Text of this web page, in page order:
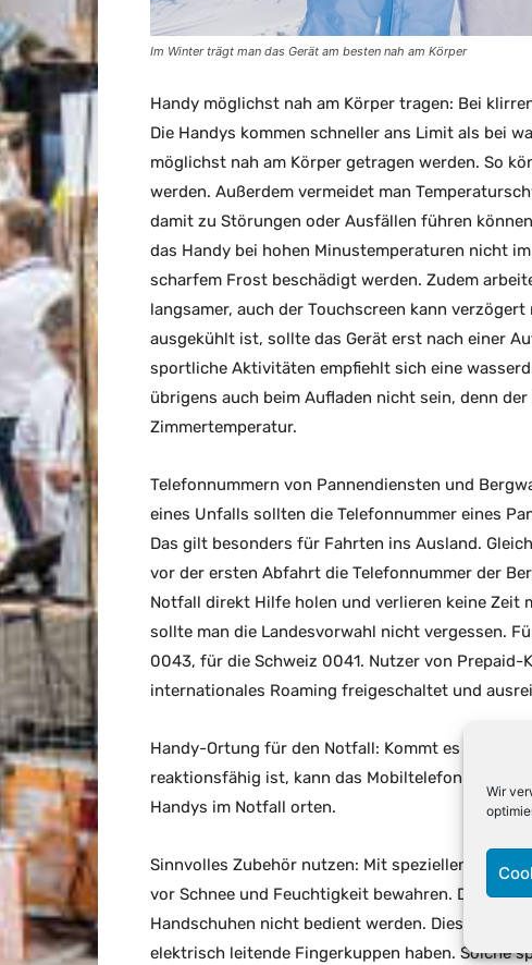
Wir
Im Winter trägt man das Gerät am besten nah am Körper
Handy möglichst nah am Körper tragen: Bei
Die Handys kommen schneller ans Limit als bei
möglichst nah am Körper getragen werden. So
werden. Außerdem vermeidet man
damit zu Störungen oder Ausfällen führen
das Handy bei hohen Minustemperaturen nicht
scharfem Frost beschädigt werden. Zudem
langsamer, auch der Touchscreen kann
ausgekühlt ist, sollte das Gerät erst nach einer
sportliche Aktivitäten empfiehlt sich eine
übrigens auch beim Aufladen nicht sein, denn
Zimmertemperatur.
Telefonnummern von Pannendiensten und
eines Unfalls sollten die Telefonnummer eines
Das gilt besonders für Fahrten ins Ausland.
vor der ersten Abfahrt die Telefonnummer der
Notfall direkt Hilfe holen und verlieren keine Zeit
sollte man die Landesvorwahl nicht vergessen.
0043, für die Schweiz 0041. Nutzer von
internationales Roaming freigeschaltet und
Handy-Ortung für den Notfall: Kommt es zu
reaktionsfähig ist, kann das Mobiltelefon
Handys im Notfall orten.
Sinnvolles Zubehör nutzen: Mit speziellen
vor Schnee und Feuchtigkeit bewahren. Das
Handschuhen nicht bedient werden. Dies ist
elektrisch leitende Fingerkuppen haben. Solche